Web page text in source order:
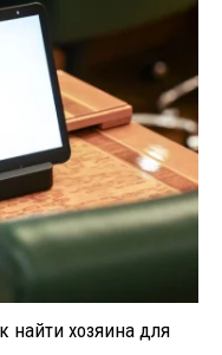
найти хозяина для